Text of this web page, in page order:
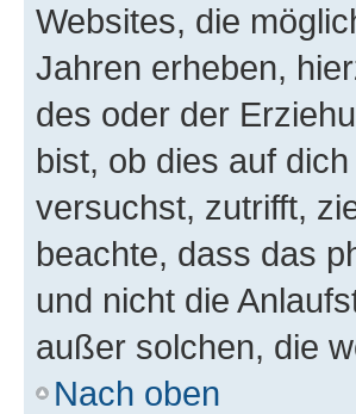
Websites, die
Jahren erheben,
des oder der
bist, ob dies auf
versuchst, zutrifft,
beachte, dass das
und nicht die
außer solchen, die
Nach oben